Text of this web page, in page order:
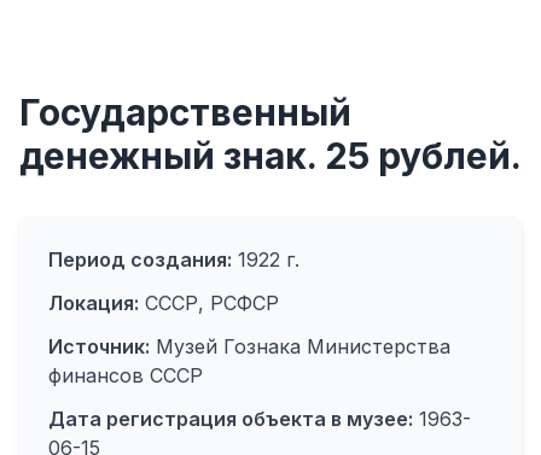
Государственный
денежный знак. 25 рублей.
Период создания: 1922 г.
Локация: СССР, РСФСР
Источник: Музей Гознака Министерства
финансов СССР
Дата регистрация объекта в музее: 1963-
06-15